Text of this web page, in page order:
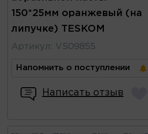
150*25мм оранжевый (на
липучке) TESKOM
Артикул : VS09855
Напомнить о поступлении
Написать отзыв